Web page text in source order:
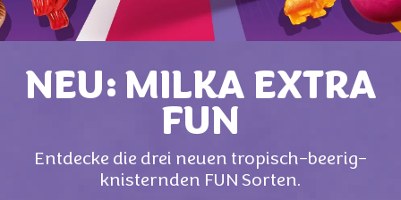
NEU: MILKA EXTRA
FUN
Entdecke die drei neuen tropisch-beerig-
knisternden FUN Sorten.